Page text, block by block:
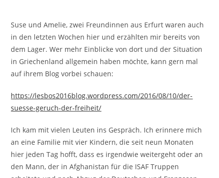
Suse und Amelie, zwei Freundinnen aus Erfurt waren auch
in den letzten Wochen hier und erzählten mir bereits von
dem Lager. Wer mehr Einblicke von dort und der Situation
in Griechenland allgemein haben möchte, kann gern mal
auf ihrem Blog vorbei schauen:
https://lesbos2016blog.wordpress.com/2016/08/10/der-
suesse-geruch-der-freiheit/
Ich kam mit vielen Leuten ins Gespräch. Ich erinnere mich
an eine Familie mit vier Kindern, die seit neun Monaten
hier jeden Tag hofft, dass es irgendwie weitergeht oder an
den Mann, der in Afghanistan für die ISAF Truppen